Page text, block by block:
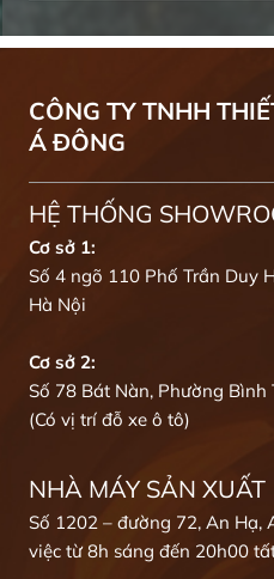
CÔNG TY TNHH
Á ĐÔNG
HỆ THỐNG
Cơ sở 1:
Số 4 ngõ 110 Phố Trần Duy
Hà Nội
Cơ sở 2:
Số 78 Bát Nàn, Phường Bình
(Có vị trí đỗ xe ô tô)
NHÀ MÁY SẢN XUẤT
Số 1202 – đường 72, An Hạ,
việc từ 8h sáng đến 20h00